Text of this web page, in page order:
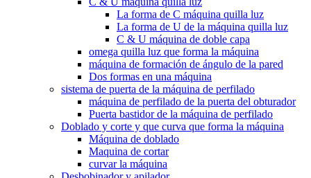
La forma de C máquina quilla luz
La forma de U de la máquina quilla luz
C & U máquina de doble capa
omega quilla luz que forma la máquina
máquina de formación de ángulo de la pared
Dos formas en una máquina
sistema de puerta de la máquina de perfilado
máquina de perfilado de la puerta del obturador
Puerta bastidor de la máquina de perfilado
Doblado y corte y que curva que forma la máquina
Máquina de doblado
Maquina de cortar
curvar la máquina